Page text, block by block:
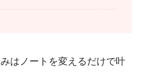
はノートを変えるだけで叶